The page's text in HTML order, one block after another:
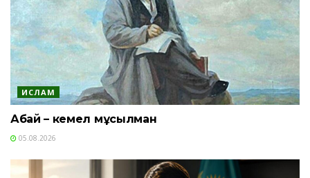
ИСЛАМ
Абай – кемел мұсылман
05.08.2026